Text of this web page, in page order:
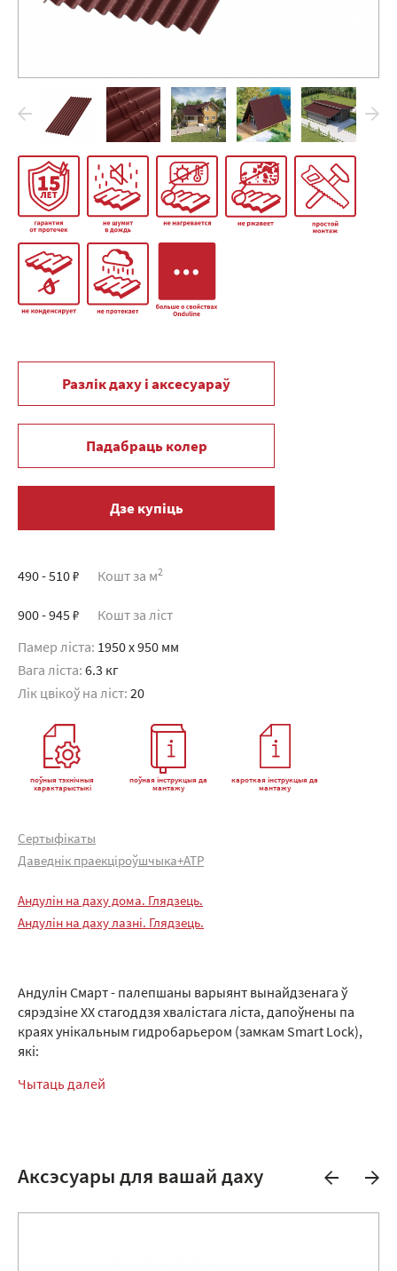
Разлік даху і аксесуараў
Падабраць колер
Дзе купіць
490 - 510 ₽ Кошт за м2
900 - 945 ₽ Кошт за ліст
Памер ліста: 1950 x 950 мм
Вага ліста: 6.3 кг
Лік цвікоў на ліст: 20
поўныя тэхнічныя
характарыстыкі
поўная інструкцыя да
мантажу
кароткая інструкцыя да
мантажу
Сертыфікаты
Даведнік праекціроўшчыка+АТР
Андулін на даху дома. Глядзець.
Андулін на даху лазні. Глядзець.
Андулін Смарт - палепшаны варыянт вынайдзенага ў
сярэдзіне XX стагоддзя хвалістага ліста, дапоўнены па
краях унікальным гидробарьером (замкам Smart Lock),
які:
Чытаць далей
Аксэсуары для вашай даху